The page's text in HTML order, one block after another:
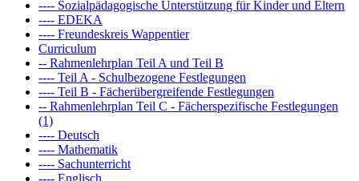
---- Sozialpädagogische Unterstützung für Kinder und Eltern
---- EDEKA
---- Freundeskreis Wappentier
Curriculum
-- Rahmenlehrplan Teil A und Teil B
---- Teil A - Schulbezogene Festlegungen
---- Teil B - Fächerübergreifende Festlegungen
-- Rahmenlehrplan Teil C - Fächerspezifische Festlegungen
(1)
---- Deutsch
---- Mathematik
---- Sachunterricht
---- Englisch